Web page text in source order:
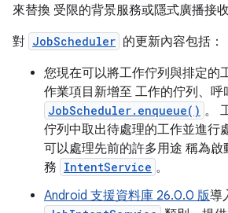
來替換 受限的背景服務或隱式廣播接收
對 JobScheduler 的更新內容包括：
您現在可以將工作佇列與排定的
作業項目新增至 工作的佇列、呼
JobScheduler.enqueue() 。
佇列中取出待處理的工作並進行
可以處理先前的許多用途 稱為
務 IntentService 。
Android 支援資料庫 26.0.0 版導